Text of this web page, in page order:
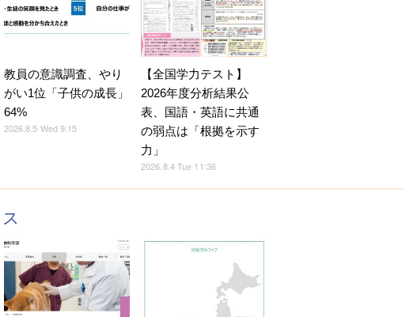
教員の意識調査、やり
がい1位「子供の成長」
64%
2026.8.5 Wed 9:15
【全国学力テスト】
2026年度分析結果公
表、国語・英語に共通
の弱点は「根拠を示す
力」
2026.8.4 Tue 11:36